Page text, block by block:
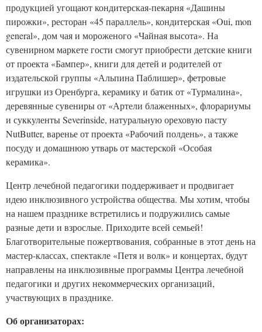
продукцией угощают кондитерская-пекарня «Дашины
пирожки», ресторан «45 параллель», кондитерская «Oui, mon
general», дом чая и мороженого «Чайная высота». На
сувенирном маркете гости смогут приобрести детские книги
от проекта «Бампер», книги для детей и родителей от
издательской группы «Альпина Паблишер», фетровые
игрушки из Оренбурга, керамику и батик от «Турмалина»,
деревянные сувениры от «Артели блаженных», флорариумы
и суккуленты Severinside, натуральную ореховую пасту
NutButter, варенье от проекта «Рабочий полдень», а также
посуду и домашнюю утварь от мастерской «Особая
керамика».
Центр лечебной педагогики поддерживает и продвигает
идею инклюзивного устройства общества. Мы хотим, чтобы
на нашем празднике встретились и подружились самые
разные дети и взрослые. Приходите всей семьей!
Благотворительные пожертвования, собранные в этот день на
мастер-классах, спектакле «Петя и волк» и концертах, будут
направлены на инклюзивные программы Центра лечебной
педагогики и других некоммерческих организаций,
участвующих в празднике.
Об организаторах: